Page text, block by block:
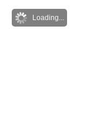
Loading...